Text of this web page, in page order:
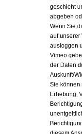
geschieht
abgeben
Wenn Sie
auf unserer
ausloggen
Vimeo
der Daten
Auskunft/
Sie können
Erhebung,